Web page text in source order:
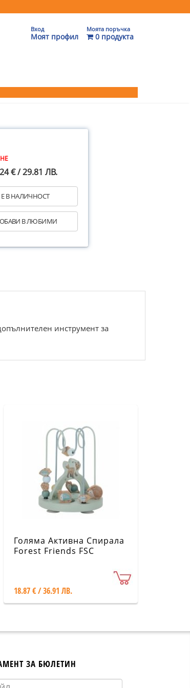
Вход
Моят профил
Моята поръчка
0 продукта
НЕ
€ / 29.81 ЛВ.
Е В НАЛИЧНОСТ
В ЛЮБИМИ
инструмент за
Голяма Активна Спирала
Forest Friends FSC
18.87 € / 36.91 ЛВ.
ЗА БЮЛЕТИН